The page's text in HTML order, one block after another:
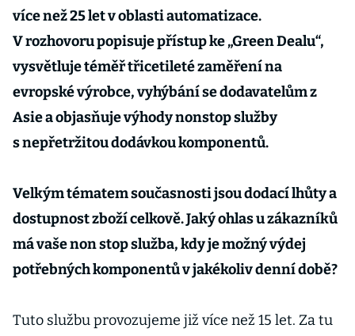
více než 25 let v oblasti automatizace.
V rozhovoru popisuje přístup ke „Green Dealu“,
vysvětluje téměř třicetileté zaměření na
evropské výrobce, vyhýbání se dodavatelům z
Asie a objasňuje výhody nonstop služby
s nepřetržitou dodávkou komponentů.
Velkým tématem současnosti jsou dodací lhůty a
dostupnost zboží celkově. Jaký ohlas u zákazníků
má vaše non stop služba, kdy je možný výdej
potřebných komponentů v jakékoliv denní době?
Tuto službu provozujeme již více než 15 let. Za tu